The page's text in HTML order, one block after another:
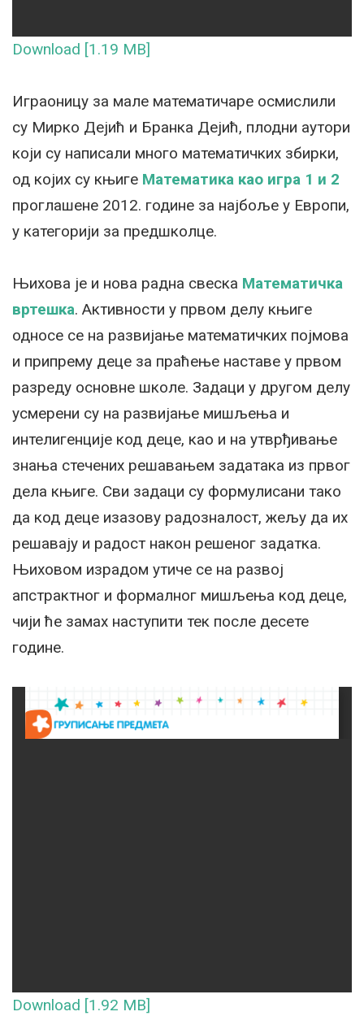
Download [1.19 MB]
Играоницу за мале математичаре осмислили
су Мирко Дејић и Бранка Дејић, плодни аутори
који су написали много математичких збирки,
од којих су књиге Математика као игра 1 и 2
проглашене 2012. године за најбоље у Европи,
у категорији за предшколце.
Њихова је и нова радна свеска Математичка
вртешка. Активности у првом делу књиге
односе се на развијање математичких појмова
и припрему деце за праћење наставе у првом
разреду основне школе. Задаци у другом делу
усмерени су на развијање мишљења и
интелигенције код деце, као и на утврђивање
знања стечених решавањем задатака из првог
дела књиге. Сви задаци су формулисани тако
да код деце изазову радозналост, жељу да их
решавају и радост након решеног задатка.
Њиховом израдом утиче се на развој
апстрактног и формалног мишљења код деце,
чији ће замах наступити тек после десете
године.
Download [1.92 MB]